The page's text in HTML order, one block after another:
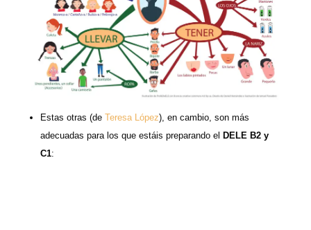
Estas otras (de Teresa López), en cambio, son más
adecuadas para los que estáis preparando el DELE B2 y
C1: